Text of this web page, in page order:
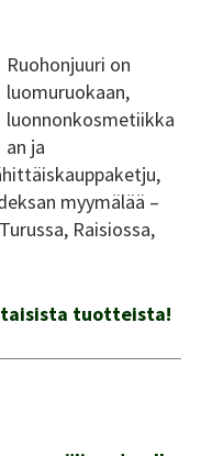
Ruohonjuuri on
luomuruokaan,
luonnonkosmetiikka
an ja
myymälää –
Raisiossa,
tuotteista!